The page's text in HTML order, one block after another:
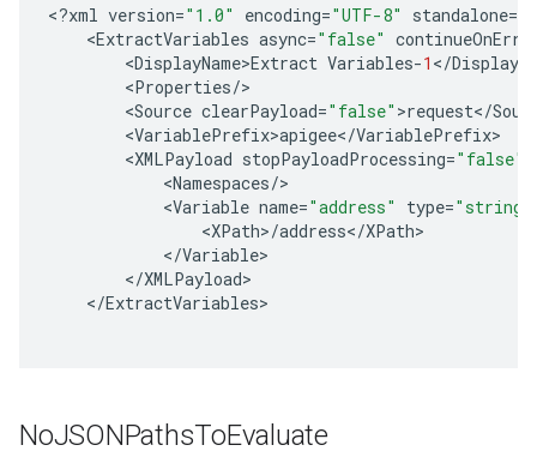
<?xml version="1.0" encoding="UTF-8" standalone=
<ExtractVariables async="false"
<DisplayName>Extract Variables-1 </
<Properties/
<Source clearPayload="false" >request</
<VariablePrefix>apigee</VariablePrefix
<XMLPayload stopPayloadProcessing="false"
<Namespaces/
<Variable name="address" type="string"
<XPath>/address</XPath
</Variable
</XMLPayload
</ExtractVariables
NoJSONPathsToEvaluate